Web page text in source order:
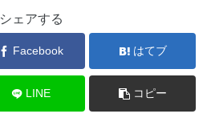
シェアする
Facebook はてブ
LINE コピー